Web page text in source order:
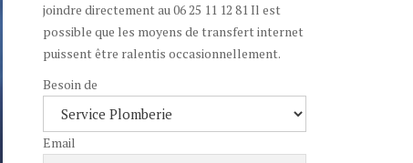
joindre directement au 06 25 11 12 81 Il est
possible que les moyens de transfert internet
puissent être ralentis occasionnellement.
Besoin de
Email